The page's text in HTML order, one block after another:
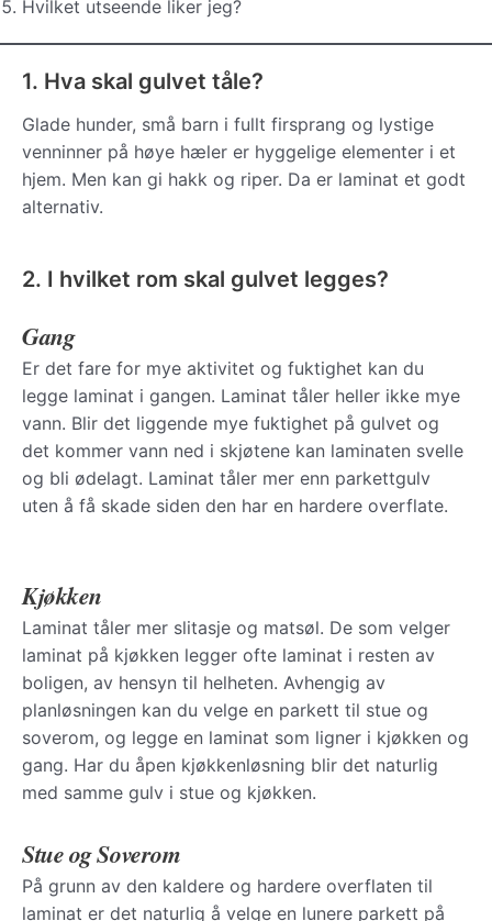
Hvilket utseende liker jeg?
1. Hva skal gulvet tåle?
Glade hunder, små barn i fullt firsprang og lystige
venninner på høye hæler er hyggelige elementer i et
hjem. Men kan gi hakk og riper. Da er laminat et godt
alternativ.
2. I hvilket rom skal gulvet legges?
Gang
Er det fare for mye aktivitet og fuktighet kan du
legge laminat i gangen. Laminat tåler heller ikke mye
vann. Blir det liggende mye fuktighet på gulvet og
det kommer vann ned i skjøtene kan laminaten svelle
og bli ødelagt. Laminat tåler mer enn parkettgulv
uten å få skade siden den har en hardere overflate.
Kjøkken
Laminat tåler mer slitasje og matsøl. De som velger
laminat på kjøkken legger ofte laminat i resten av
boligen, av hensyn til helheten. Avhengig av
planløsningen kan du velge en parkett til stue og
soverom, og legge en laminat som ligner i kjøkken og
gang. Har du åpen kjøkkenløsning blir det naturlig
med samme gulv i stue og kjøkken.
Stue og Soverom
På grunn av den kaldere og hardere overflaten til
laminat er det naturlig å velge en lunere parkett på